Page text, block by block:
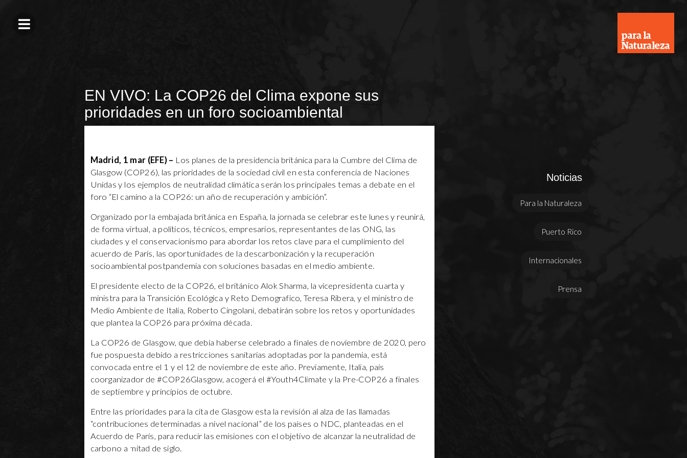
EN VIVO: La COP26 del Clima expone sus
prioridades en un foro socioambiental
Madrid, 1 mar (EFE) – Los planes de la presidencia británica para la Cumbre del Clima de
Glasgow (COP26), las prioridades de la sociedad civil en esta conferencia de Naciones
Unidas y los ejemplos de neutralidad climática serán los principales temas a debate en el
foro “El camino a la COP26: un año de recuperación y ambición”.
Organizado por la embajada británica en España, la jornada se celebrar este lunes y reunirá,
de forma virtual, a políticos, técnicos, empresarios, representantes de las ONG, las
ciudades y el conservacionismo para abordar los retos clave para el cumplimiento del
acuerdo de París, las oportunidades de la descarbonización y la recuperación
socioambiental postpandemia con soluciones basadas en el medio ambiente.
El presidente electo de la COP26, el británico Alok Sharma, la vicepresidenta cuarta y
ministra para la Transición Ecológica y Reto Demografico, Teresa Ribera, y el ministro de
Medio Ambiente de Italia, Roberto Cingolani, debatirán sobre los retos y oportunidades
que plantea la COP26 para próxima década.
La COP26 de Glasgow, que debía haberse celebrado a finales de noviembre de 2020, pero
fue pospuesta debido a restricciones sanitarias adoptadas por la pandemia, está
convocada entre el 1 y el 12 de noviembre de este año. Previamente, Italia, país
coorganizador de #COP26Glasgow, acogerá el #Youth4Climate y la Pre-COP26 a finales
de septiembre y principios de octubre.
Entre las prioridades para la cita de Glasgow esta la revisión al alza de las llamadas
“contribuciones determinadas a nivel nacional” de los países o NDC, planteadas en el
Acuerdo de París, para reducir las emisiones con el objetivo de alcanzar la neutralidad de
carbono a mitad de siglo.
Noticias
Para la Naturaleza
Puerto Rico
Internacionales
Prensa